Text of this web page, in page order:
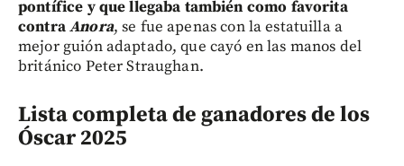
pontífice y que llegaba también como favorita
contraAnora, se fue apenas con la estatuilla a
mejor guión adaptado, que cayó en las manos del
británico Peter Straughan.
Lista completa de ganadores de los
Óscar 2025